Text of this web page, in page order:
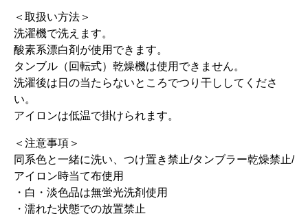
＜取扱い方法＞
洗濯機で洗えます。
酸素系漂白剤が使用できます。
タンブル（回転式）乾燥機は使用できません。
洗濯後は日の当たらないところでつり干ししてくださ
い。
アイロンは低温で掛けられます。
＜注意事項＞
同系色と一緒に洗い、つけ置き禁止/タンブラー乾燥禁止/
アイロン時当て布使用
・白・淡色品は無蛍光洗剤使用
・濡れた状態での放置禁止